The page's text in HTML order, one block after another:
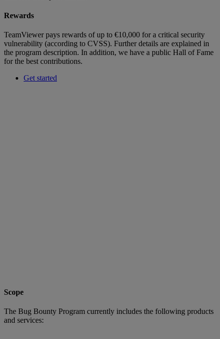
Rewards
TeamViewer pays rewards of up to €10,000 for a critical security
vulnerability (according to CVSS). Further details are explained in
the program description. In addition, we have a public Hall of Fame
for the best contributions.
Get started
Scope
The Bug Bounty Program currently includes the following products
and services: